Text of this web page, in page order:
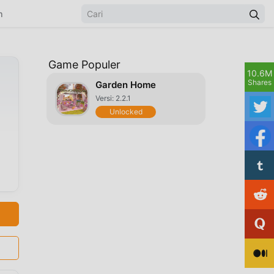
Game Populer
Garden Home
Versi: 2.2.1
Unlocked
10.6M
Shares